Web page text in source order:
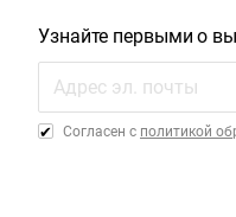
Узнайте первыми о
Cогласен с политикой